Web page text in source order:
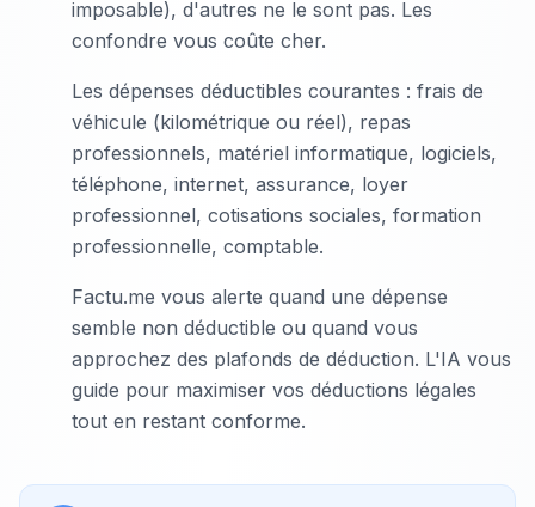
imposable), d'autres ne le sont pas. Les
confondre vous coûte cher.
Les dépenses déductibles courantes : frais de
véhicule (kilométrique ou réel), repas
professionnels, matériel informatique, logiciels,
téléphone, internet, assurance, loyer
professionnel, cotisations sociales, formation
professionnelle, comptable.
Factu.me vous alerte quand une dépense
semble non déductible ou quand vous
approchez des plafonds de déduction. L'IA vous
guide pour maximiser vos déductions légales
tout en restant conforme.